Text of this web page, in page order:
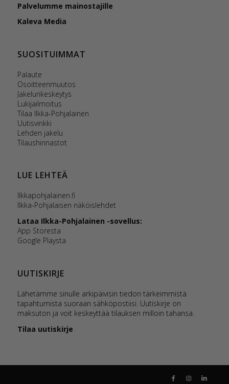
Palvelumme mainostajille
Kaleva Media
SUOSITUIMMAT
Palaute
Osoitteenmuutos
Jakelunkeskeytys
Lukijailmoitus
Tilaa Ilkka-Pohjalainen
Uutisvinkki
Lehden jakelu
Tilaushinnastot
LUE LEHTEÄ
Ilkkapohjalainen.fi
Ilkka-Pohjalaisen näköislehdet
Lataa Ilkka-Pohjalainen -sovellus:
App Storesta
Google Playsta
UUTISKIRJE
Lähetämme sinulle arkipäivisin tiedon tärkeimmistä
tapahtumista suoraan sähköpostiisi. Uutiskirje on
maksuton ja voit keskeyttää tilauksen milloin tahansa.
Tilaa uutiskirje